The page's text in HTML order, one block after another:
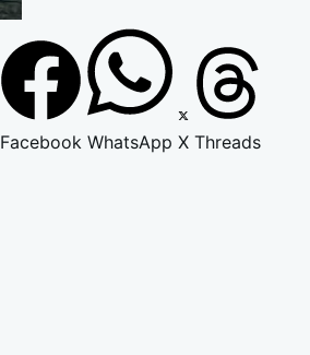
Facebook WhatsApp X Threads